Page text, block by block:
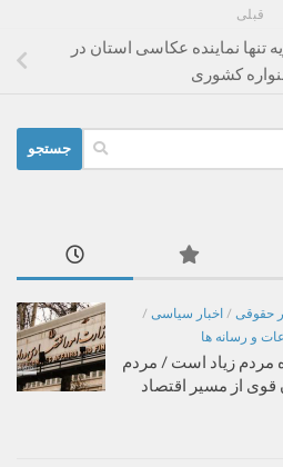
قبلی
تنها نماینده عکاسی استان در
کشوری
حقوقی / اخبار سیاسی /
و رسانه ها
مردم زیاد است / مردم
قوی از مسیر اقتصاد